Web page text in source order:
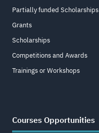
Partially funded Scholarships
Grants
Scholarships
Competitions and Awards
Trainings or Workshops
Courses Opportunities